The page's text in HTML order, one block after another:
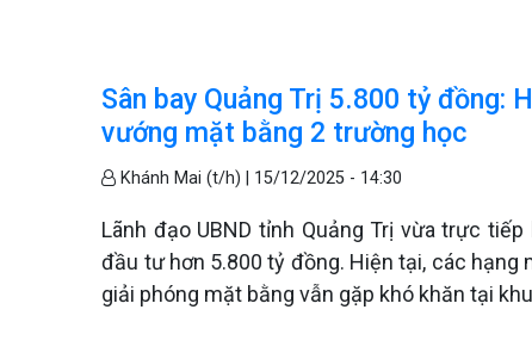
Sân bay Quảng Trị 5.800 tỷ đồng:
vướng mặt bằng 2 trường học
Khánh Mai (t/h) | 15/12/2025 - 14:30
Lãnh đạo UBND tỉnh Quảng Trị vừa trực
đầu tư hơn 5.800 tỷ đồng. Hiện tại, các hạng
giải phóng mặt bằng vẫn gặp khó khăn tại